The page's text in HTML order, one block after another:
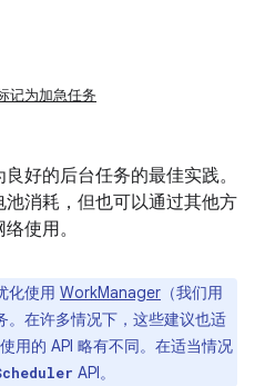
记为加急任务
好的后台任务的最佳实践。
消耗，但也可以通过其他方
使用。
化使用 WorkManager （我们用
。在许多情况下，这些建议也适
用的 API 略有不同。在适当情况
API。